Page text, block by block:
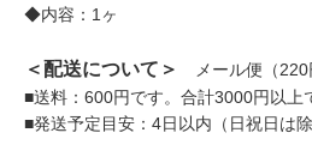
◆内容：1ヶ
＜配送について＞
メール便（220
■送料：600円です。合計3000円以上
■発送予定目安：4日以内（日祝日は除